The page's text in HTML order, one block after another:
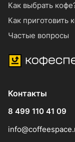
Как выбрать
Как приготовить
Частые вопросы
Контакты
8 499 110 41 09